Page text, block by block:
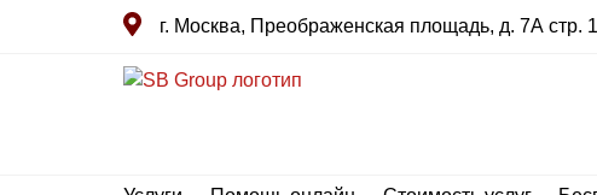
г. Москва, Преображенская площадь, д. 7А стр.